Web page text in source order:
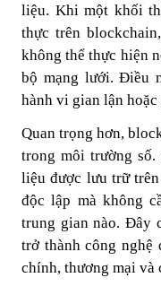
liệu. Khi một khối
thực trên
không thể thực hiện
bộ mạng lưới. Điều
hành vi gian lận hoặc
Quan trọng hơn,
trong môi trường
liệu được lưu trữ
độc lập mà không
trung gian nào. Đây
trở thành công nghệ
chính, thương mại và